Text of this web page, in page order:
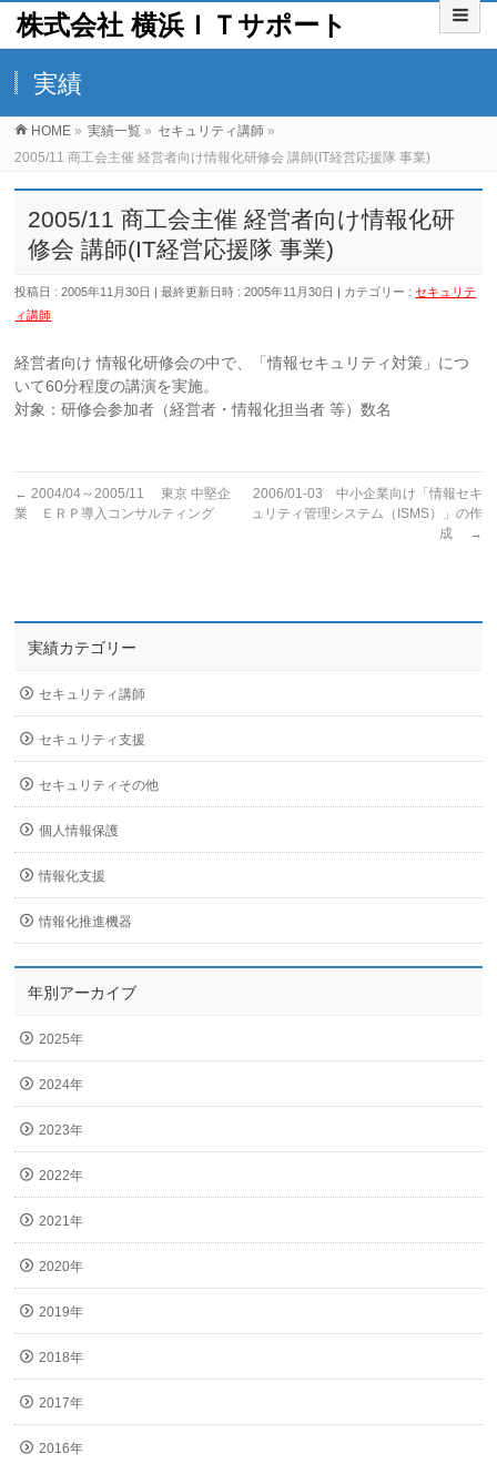
株式会社 横浜ＩＴサポート
実績
HOME » 実績一覧 » セキュリティ講師 »
2005/11 商工会主催 経営者向け情報化研修会 講師(IT経営応援隊 事業)
2005/11 商工会主催 経営者向け情報化研
修会 講師(IT経営応援隊 事業)
投稿日 : 2005年11月30日 最終更新日時 : 2005年11月30日 カテゴリー :セキュリテ
ィ講師
経営者向け 情報化研修会の中で、「情報セキュリティ対策」につ
いて60分程度の講演を実施。
対象：研修会参加者（経営者・情報化担当者 等）数名
← 2004/04～2005/11 東京 中堅企
業 ＥＲＰ導入コンサルティング
2006/01-03 中小企業向け「情報セキ
ュリティ管理システム（ISMS）」の作
成
→
実績カテゴリー
セキュリティ講師
セキュリティ支援
セキュリティその他
個人情報保護
情報化支援
情報化推進機器
年別アーカイブ
2025年
2024年
2023年
2022年
2021年
2020年
2019年
2018年
2017年
2016年